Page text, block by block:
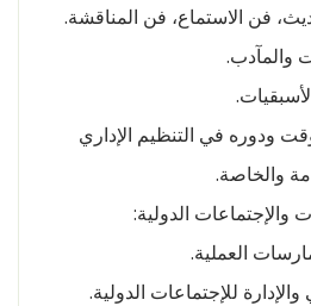
فن الاستماع، فن المناقشة.
والمآدب.
ودوره في التنظيم الإداري
والخاصة.
والإجتماعات الدولية:
العملية.
والإدارة للإجتماعات الدولية.